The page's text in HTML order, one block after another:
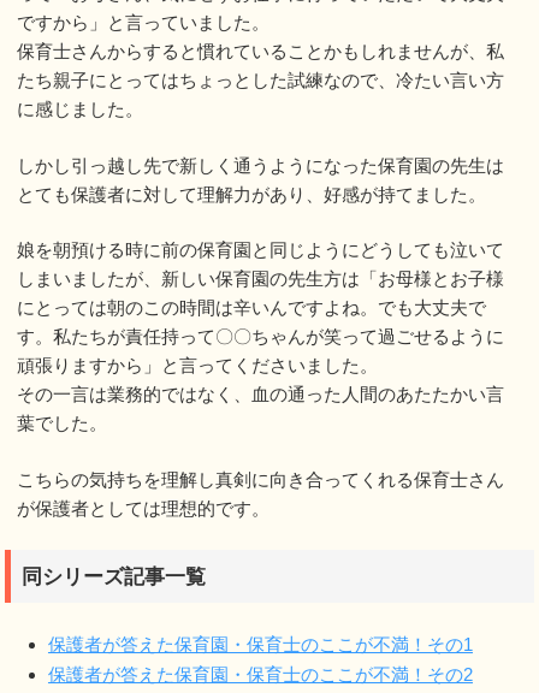
ですから」と言っていました。
保育士さんからすると慣れていることかもしれませんが、私
たち親子にとってはちょっとした試練なので、冷たい言い方
に感じました。
しかし引っ越し先で新しく通うようになった保育園の先生は
とても保護者に対して理解力があり、好感が持てました。
娘を朝預ける時に前の保育園と同じようにどうしても泣いて
しまいましたが、新しい保育園の先生方は「お母様とお子様
にとっては朝のこの時間は辛いんですよね。でも大丈夫で
す。私たちが責任持って〇〇ちゃんが笑って過ごせるように
頑張りますから」と言ってくださいました。
その一言は業務的ではなく、血の通った人間のあたたかい言
葉でした。
こちらの気持ちを理解し真剣に向き合ってくれる保育士さん
が保護者としては理想的です。
同シリーズ記事一覧
保護者が答えた保育園・保育士のここが不満！その1
保護者が答えた保育園・保育士のここが不満！その2